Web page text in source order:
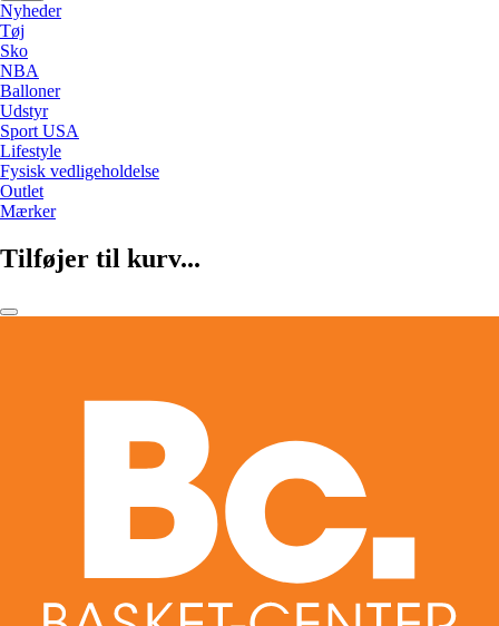
Nyheder
Tøj
Sko
NBA
Balloner
Udstyr
Sport USA
Lifestyle
Fysisk vedligeholdelse
Outlet
Mærker
Tilføjer til kurv...